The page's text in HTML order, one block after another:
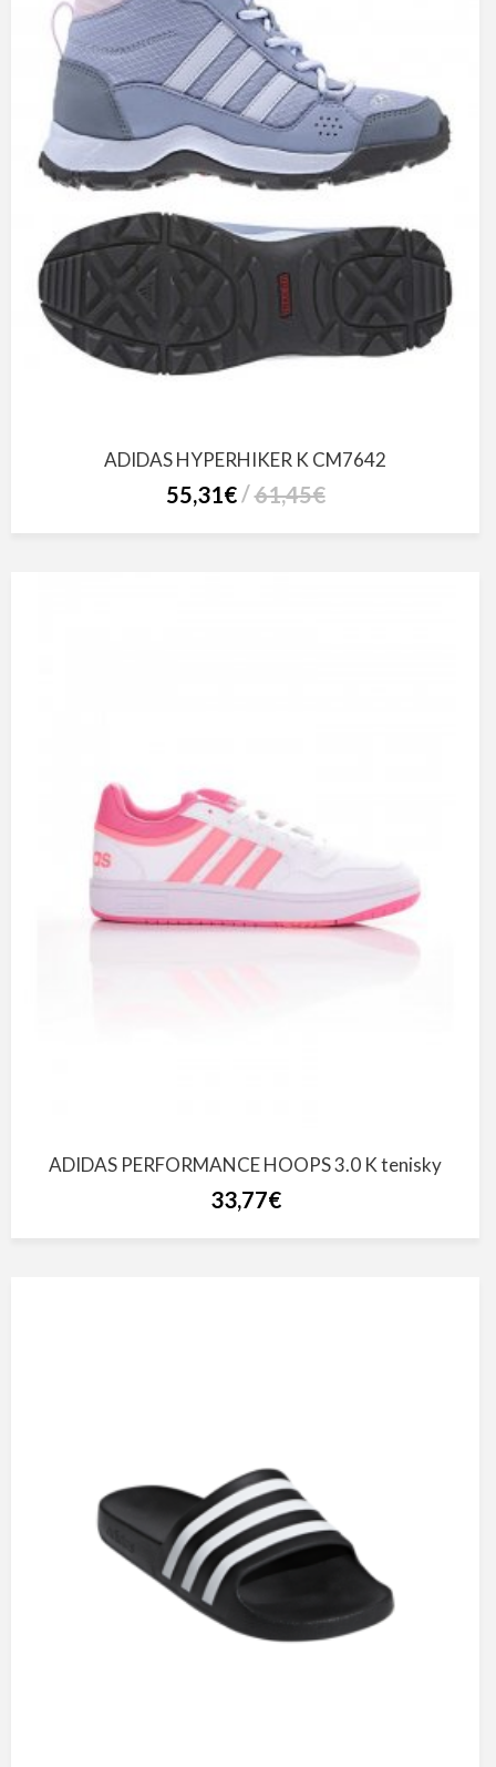
ADIDAS HYPERHIKER K CM7642
55,31€ 61,45€
ADIDAS PERFORMANCE HOOPS 3.0 K tenisky
33,77€